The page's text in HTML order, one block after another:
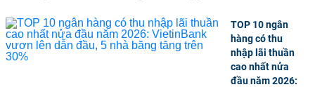
TOP 10 ngân
hàng có thu
nhập lãi thuần
cao nhất nửa
đầu năm 2026: